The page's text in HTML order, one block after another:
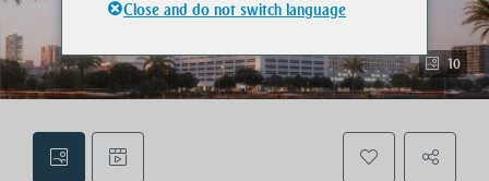
10
Close and do not switch language